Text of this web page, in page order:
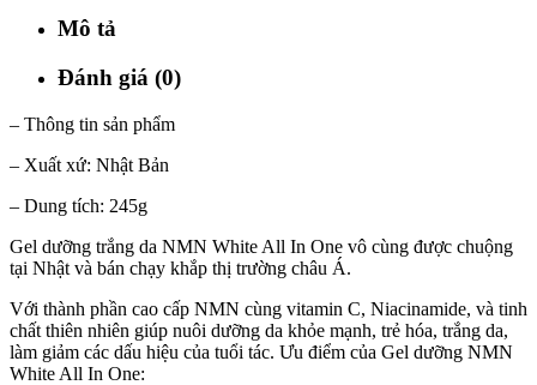
Mô tả
Đánh giá (0)
– Thông tin sản phẩm
– Xuất xứ: Nhật Bản
– Dung tích: 245g
Gel dưỡng trắng da NMN White All In One vô cùng được chuộng
tại Nhật và bán chạy khắp thị trường châu Á.
Với thành phần cao cấp NMN cùng vitamin C, Niacinamide, và tinh
chất thiên nhiên giúp nuôi dưỡng da khỏe mạnh, trẻ hóa, trắng da,
làm giảm các dấu hiệu của tuổi tác. Ưu điểm của Gel dưỡng NMN
White All In One: